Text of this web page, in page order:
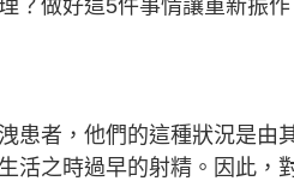
？做好這5件事情讓重新振
患者，他們的這種狀況是由
活之時過早的射精。因此，